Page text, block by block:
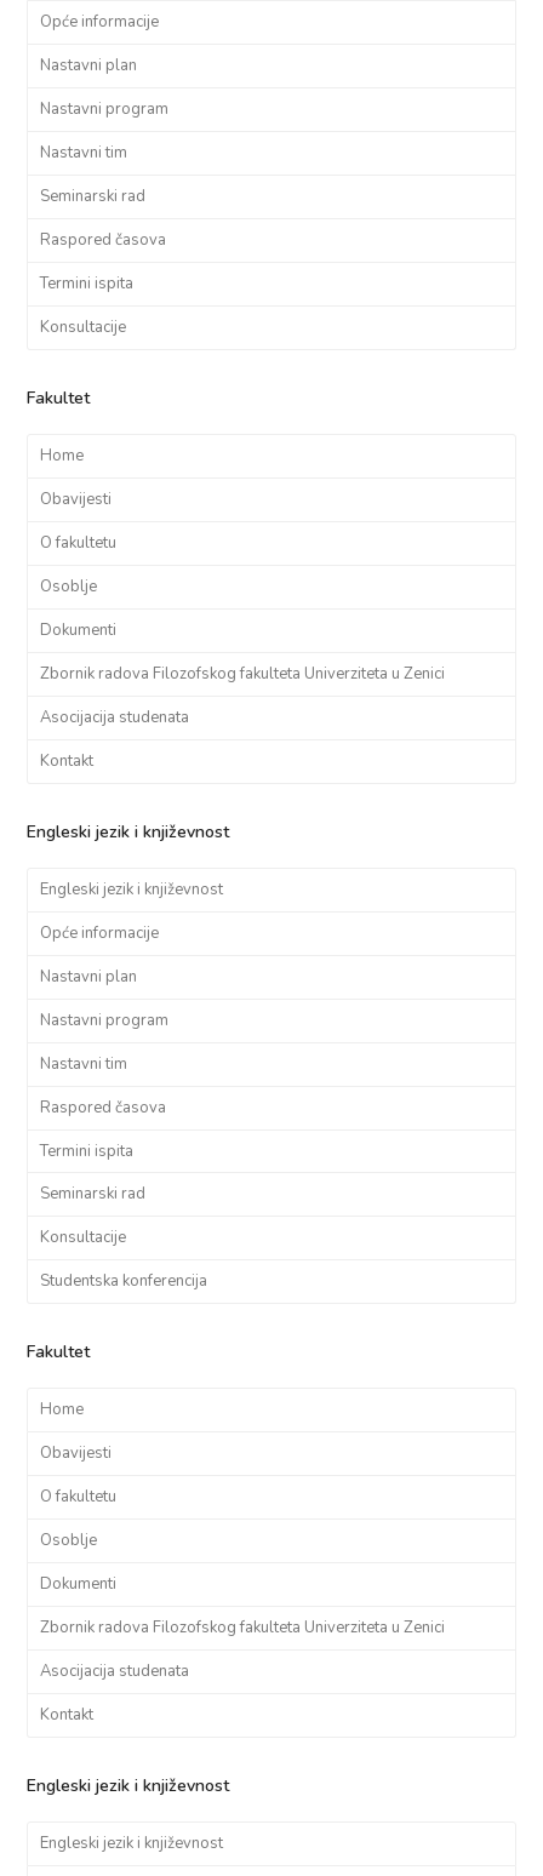
Opće informacije
Nastavni plan
Nastavni program
Nastavni tim
Seminarski rad
Raspored časova
Termini ispita
Konsultacije
Fakultet
Home
Obavijesti
O fakultetu
Osoblje
Dokumenti
Zbornik radova Filozofskog fakulteta Univerziteta u Zenici
Asocijacija studenata
Kontakt
Engleski jezik i književnost
Engleski jezik i književnost
Opće informacije
Nastavni plan
Nastavni program
Nastavni tim
Raspored časova
Termini ispita
Seminarski rad
Konsultacije
Studentska konferencija
Fakultet
Home
Obavijesti
O fakultetu
Osoblje
Dokumenti
Zbornik radova Filozofskog fakulteta Univerziteta u Zenici
Asocijacija studenata
Kontakt
Engleski jezik i književnost
Engleski jezik i književnost